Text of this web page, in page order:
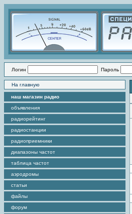
Логин Пароль
На главную
наш магазин радио
объявления
радиорейтинг
радиостанции
радиоприемники
диапазоны частот
таблица частот
аэродромы
статьи
файлы
форум